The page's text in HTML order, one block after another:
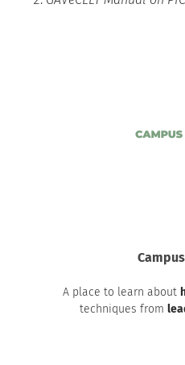
A place to learn about
techniques from